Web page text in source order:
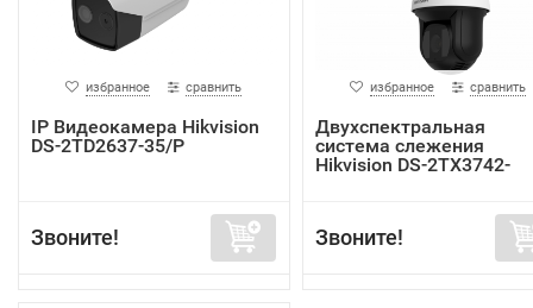
избранное сравнить
IP Видеокамера Hikvision
DS-2TD2637-35/P
Звоните!
избранное сравнить
Двухспектральная
система слежения
Hikvision DS-2TX3742-
Звоните!